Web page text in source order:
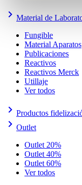
keyboard_arrow_right Material de
Fungible
Material Aparatos
Publicaciones
Reactivos
Reactivos Merck
Utillaje
Ver todos
keyboard_arrow_right Productos
keyboard_arrow_right Outlet
Outlet 20%
Outlet 40%
Outlet 60%
Ver todos